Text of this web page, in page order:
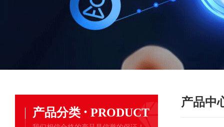
产品分类 · PRODUCT
产品中